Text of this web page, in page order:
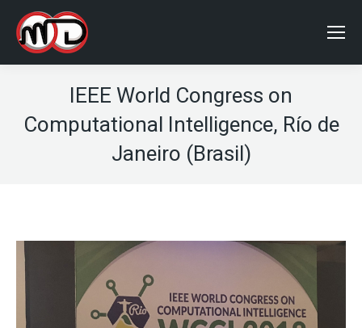
IEEE World Congress on
Computational Intelligence, Río de
Janeiro (Brasil)